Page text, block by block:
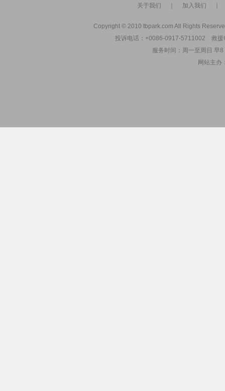
关于我们 加入我们
Copyright © 2010 tbpark.com All Rights
投诉电话：+0086-0917-5711002 救
服务时间：周一至周日 早
网站主办